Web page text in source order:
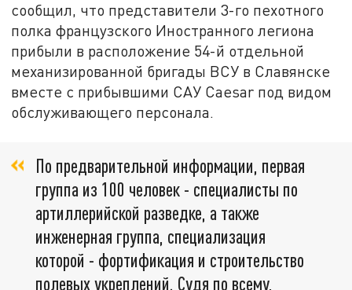
сообщил, что представители 3-го пехотного
полка французского Иностранного легиона
прибыли в расположение 54-й отдельной
механизированной бригады ВСУ в Славянске
вместе с прибывшими САУ Caesar под видом
обслуживающего персонала.
По предварительной информации, первая
группа из 100 человек - специалисты по
артиллерийской разведке, а также
инженерная группа, специализация
которой - фортификация и строительство
полевых укреплений. Судя по всему,